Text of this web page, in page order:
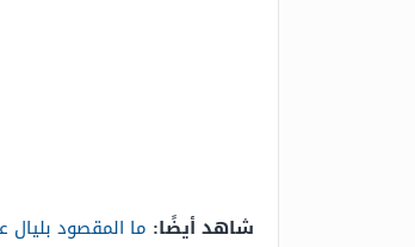
شاهد أيضًا: ما المقصود بليال